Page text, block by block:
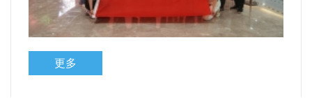
更多